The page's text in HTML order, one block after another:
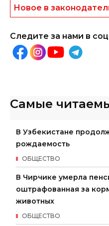
Новое в
Следите за нами в
Самые
В Узбекистане
рождаемость
ОБЩЕСТВО
В Чирчике умерла
оштрафованная за
животных
ОБЩЕСТВО